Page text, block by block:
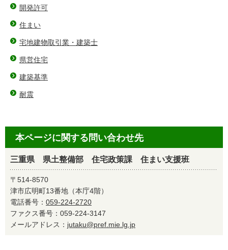
開発許可
住まい
宅地建物取引業・建築士
県営住宅
建築基準
耐震
本ページに関する問い合わせ先
三重県 県土整備部 住宅政策課 住まい支援班
〒514-8570
津市広明町13番地（本庁4階）
電話番号： 059-224-2720
ファクス番号：059-224-3147
メールアドレス： jutaku@pref.mie.lg.jp